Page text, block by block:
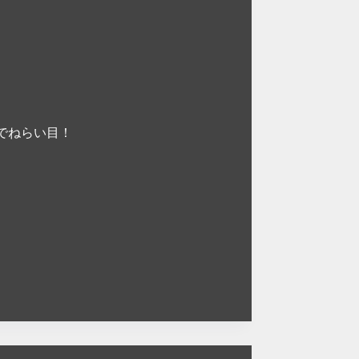
らい目！